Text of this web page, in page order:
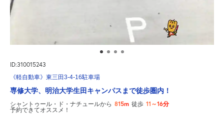
ID:310015243
《軽自動車》東三田3-4-16駐車場
専修大学、明治大学生田キャンパスまで徒歩圏内！
シャントゥール・ド・ナチュールから 815m 徒歩 11～16分
予約できてオススメ！